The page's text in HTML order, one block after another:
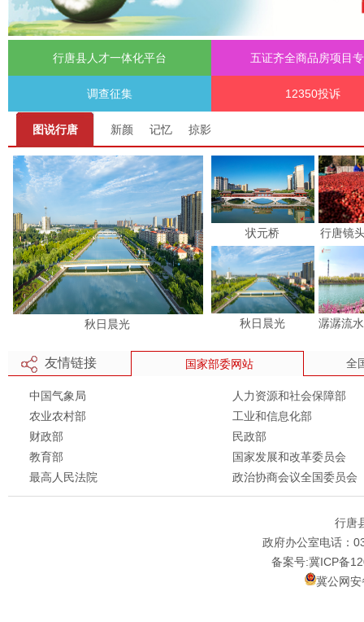
行唐县人才一体化平台 五证齐全商品房项目
调查征集 12350投诉
图说行唐 新颜 记忆 掠影
秋日晨光
状元桥 行唐镜
秋日晨光 潺潺流
友情链接 国家部委网站 全
中国气象局
人力资源和社会保障部
农业农村部
工业和信息化部
财政部
民政部
教育部
国家发展和改革委员会
最高人民法院
政治协商会议全国委员会